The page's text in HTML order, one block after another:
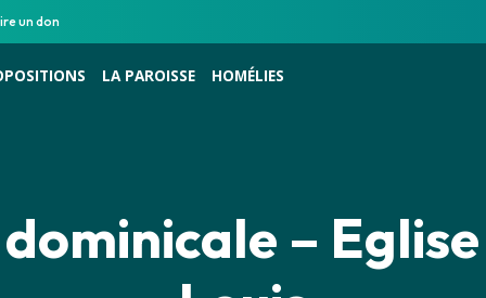
un don
LA PAROISSE HOMÉLIES
dominicale –